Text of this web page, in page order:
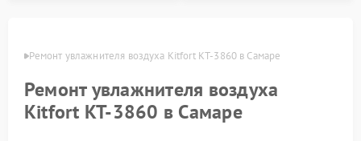
Ремонт увлажнителя воздуха Kitfort КТ-3860 в Самаре
Ремонт увлажнителя воздуха
Kitfort КТ-3860 в Самаре